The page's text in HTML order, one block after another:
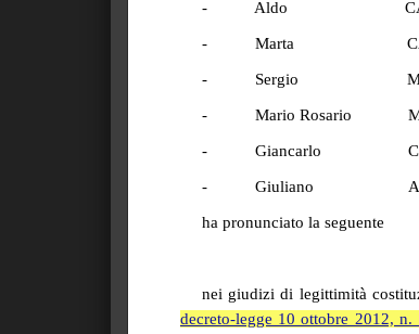
- Aldo
- Marta
- Sergio
- Mario Rosario
- Giancarlo
- Giuliano
ha pronunciato la seguente
nei giudizi di legittimità
decreto-legge 10 ottobre 2012,